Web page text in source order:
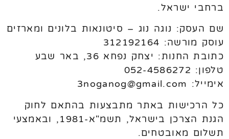
ברחבי ישראל.
שם העסק: נוגה נוג – סיטונאות בלונים ומארזים
עוסק מורשה: 312192164
כתובת החנות: יצחק נפחא 36, באר שבע
טלפון: 052-4586272
אימייל: 3noganog@gmail.com
כל הרכישות באתר מתבצעות בהתאם לחוק
הגנת הצרכן בישראל, תשמ"א-1981, ובאמצעי
תשלום מאובטחים.